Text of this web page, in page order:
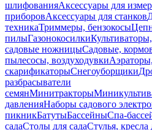
шлифованияАксессуары для
приборовАксессуары для станков
техникаТриммеры, бензокосы
пилыГазонокосилки
садовые ножницыСадовые,
пылесосы, воздуходувкиАэраторы,
скарификаторыСнегоуборщики
разбрасыватели
семянМинитракторы
давленияНаборы садового
пикникБатутыБассейныСпа-
садаСтолы для садаСтулья, кресла